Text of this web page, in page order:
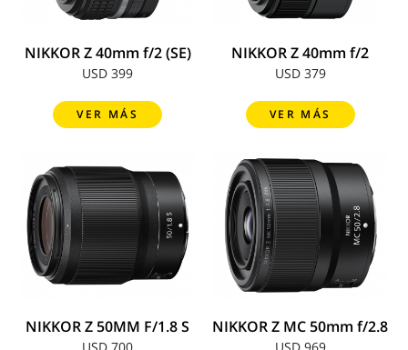
NIKKOR Z 40mm f/2 (SE)
USD 399
VER MÁS
NIKKOR Z 40mm f/2
USD 379
VER MÁS
NIKKOR Z 50MM F/1.8 S NIKKOR Z MC 50mm f/2.8